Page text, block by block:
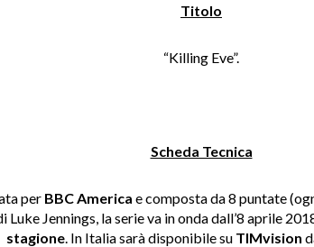
Titolo
“Killing Eve”.
Scheda Tecnica
per BBC America e composta da 8 puntate
Luke Jennings, la serie va in onda dall’8 aprile
stagione. In Italia sarà disponibile su TIMvision